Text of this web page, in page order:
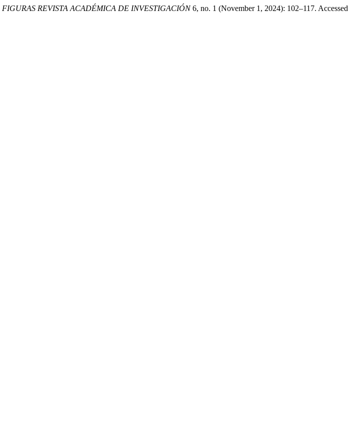
FIGURAS REVISTA ACADÉMICA DE INVESTIGACIÓN6, no. 1 (November 1, 2024): 102–117. Accessed